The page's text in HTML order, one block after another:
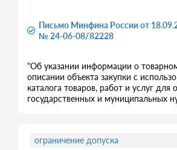
Письмо Минфина России от
№ 24-06-08/82228
"Об указании информации о
описании объекта закупки с
каталога товаров, работ и услуг для
государственных и муниципальных
ограничение допуска